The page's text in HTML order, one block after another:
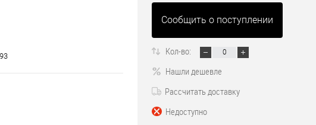
Сообщить о поступлении
Кол-во:
Нашли дешевле
Рассчитать доставку
Недоступно